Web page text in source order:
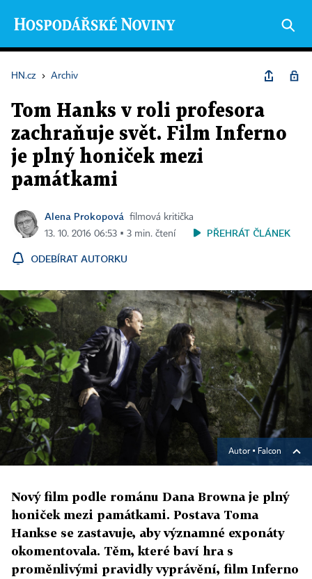
HN.cz › Archiv
Tom Hanks v roli profesora
zachraňuje svět. Film Inferno
je plný honiček mezi
památkami
Alena Prokopová
filmová kritička
13. 10. 2016 06:53 ▪ 3 min. čtení
PŘEHRÁT ČLÁNEK
ODEBÍRAT AUTORKU
Autor ▪ Falcon
Nový film podle románu Dana Browna je plný
honiček mezi památkami. Postava Toma
Hankse se zastavuje, aby významné exponáty
okomentovala. Těm, které baví hra s
proměnlivými pravidly vyprávění, film Inferno